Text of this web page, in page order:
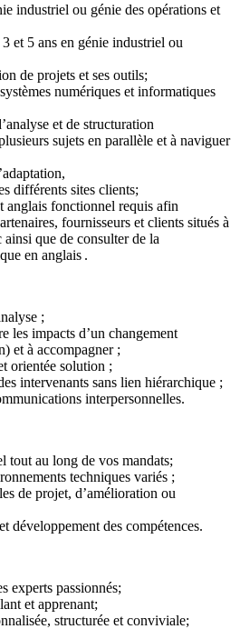
industriel ou génie des opérations et
et 5 ans en génie industriel ou
de projets et ses outils;
numériques et informatiques
et de structuration
sujets en parallèle et à naviguer
différents sites clients;
anglais fonctionnel requis afin
fournisseurs et clients situés à
que de consulter de la
en anglais .
;
les impacts d’un changement
et à accompagner ;
orientée solution ;
intervenants sans lien hiérarchique ;
interpersonnelles.
tout au long de vos mandats;
techniques variés ;
de projet, d’amélioration ou
développement des compétences.
experts passionnés;
et apprenant;
structurée et conviviale;